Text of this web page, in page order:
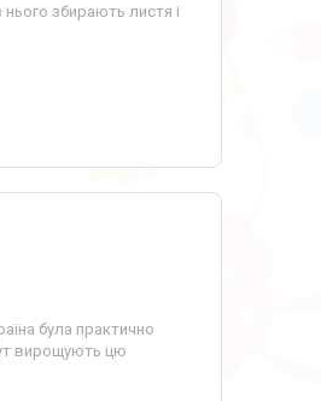
збирають листя і
була практично
вирощують цю